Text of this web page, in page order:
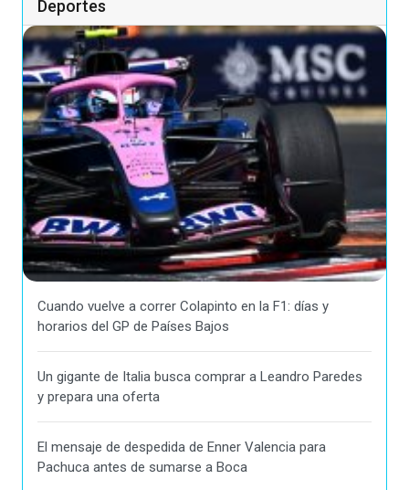
Deportes
Cuando vuelve a correr Colapinto en la F1: días y
horarios del GP de Países Bajos
Un gigante de Italia busca comprar a Leandro Paredes
y prepara una oferta
El mensaje de despedida de Enner Valencia para
Pachuca antes de sumarse a Boca